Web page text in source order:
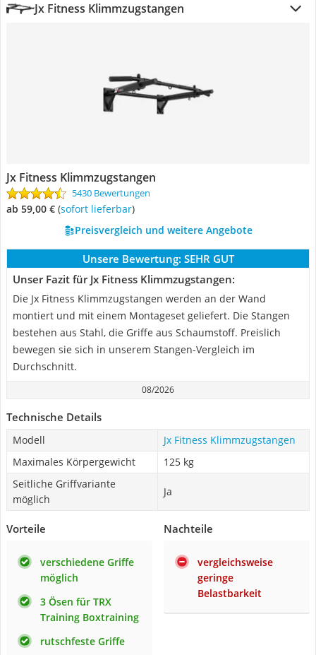
Jx Fitness Klimmzugstangen
Jx Fitness Klimmzugstangen
5430 Bewertungen
ab 59,00 € ( Sofort lieferbar)
Preisvergleich und weitere Angebote
Unsere Bewertung: SEHR GUT
Unser Fazit für Jx Fitness Klimmzugstangen:
Die Jx Fitness Klimmzugstangen werden an der Wand
montiert und mit einem Montageset geliefert. Die Stangen
bestehen aus Stahl, die Griffe aus Schaumstoff. Preislich
bewegen sie sich in unserem Stangen-Vergleich im
Durchschnitt.
08/2026
Technische Details
Modell
Jx Fitness Klimmzugstangen
Maximales Körpergewicht
125 kg
Seitliche Griffvariante
möglich
Ja
Vorteile
verschiedene Griffe
möglich
3 Ösen für TRX
Training Boxtraining
rutschfeste Griffe
Nachteile
vergleichsweise
geringe
Belastbarkeit